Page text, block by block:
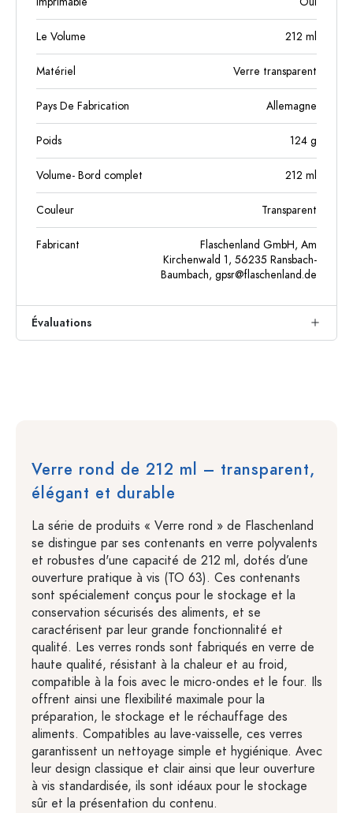
Le Volume 212 ml
Matériel Verre transparent
Pays De Fabrication Allemagne
Poids 124 g
Volume- Bord complet 212 ml
Couleur Transparent
Fabricant
Flaschenland GmbH, Am
Kirchenwald 1, 56235 Ransbach-
Baumbach, gpsr@flaschenland.de
Évaluations
Verre rond de 212 ml – transparent,
élégant et durable
La série de produits « Verre rond » de Flaschenland
se distingue par ses contenants en verre polyvalents
et robustes d'une capacité de 212 ml, dotés d’une
ouverture pratique à vis (TO 63). Ces contenants
sont spécialement conçus pour le stockage et la
conservation sécurisés des aliments, et se
caractérisent par leur grande fonctionnalité et
qualité. Les verres ronds sont fabriqués en verre de
haute qualité, résistant à la chaleur et au froid,
compatible à la fois avec le micro-ondes et le four. Ils
offrent ainsi une flexibilité maximale pour la
préparation, le stockage et le réchauffage des
aliments. Compatibles au lave-vaisselle, ces verres
garantissent un nettoyage simple et hygiénique. Avec
leur design classique et clair ainsi que leur ouverture
à vis standardisée, ils sont idéaux pour le stockage
sûr et la présentation du contenu.